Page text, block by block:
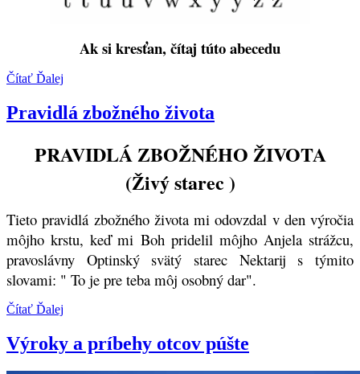
Ak si kresťan, čítaj túto abecedu
Čítať Ďalej
Pravidlá zbožného života
PRAVIDLÁ ZBOŽNÉHO ŽIVOTA
(Živý starec )
Tieto pravidlá zbožného života mi odovzdal v den výročia
môjho krstu, keď mi Boh pridelil môjho Anjela strážcu,
pravoslávny Optinský svätý starec Nektarij s týmito
slovami: " To je pre teba môj osobný dar".
Čítať Ďalej
Výroky a príbehy otcov púšte